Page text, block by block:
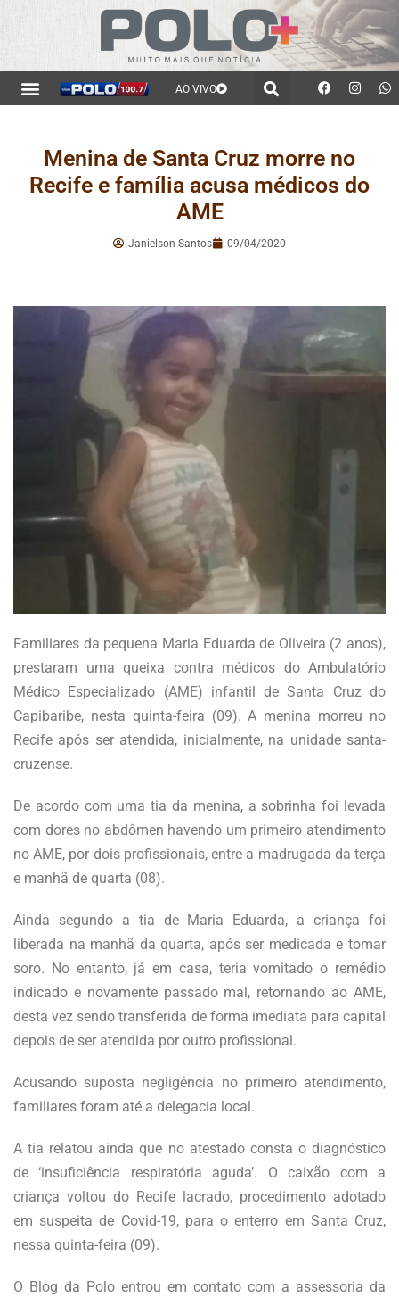
AO VIVO
Menina de Santa Cruz morre no
Recife e família acusa médicos do
AME
Janielson Santos 09/04/2020
Familiares da pequena Maria Eduarda de Oliveira (2 anos),
prestaram uma queixa contra médicos do Ambulatório
Médico Especializado (AME) infantil de Santa Cruz do
Capibaribe, nesta quinta-feira (09). A menina morreu no
Recife após ser atendida, inicialmente, na unidade santa-
cruzense.
De acordo com uma tia da menina, a sobrinha foi levada
com dores no abdômen havendo um primeiro atendimento
no AME, por dois profissionais, entre a madrugada da terça
e manhã de quarta (08).
Ainda segundo a tia de Maria Eduarda, a criança foi
liberada na manhã da quarta, após ser medicada e tomar
soro. No entanto, já em casa, teria vomitado o remédio
indicado e novamente passado mal, retornando ao AME,
desta vez sendo transferida de forma imediata para capital
depois de ser atendida por outro profissional.
Acusando suposta negligência no primeiro atendimento,
familiares foram até a delegacia local.
A tia relatou ainda que no atestado consta o diagnóstico
de ‘insuficiência respiratória aguda’. O caixão com a
criança voltou do Recife lacrado, procedimento adotado
em suspeita de Covid-19, para o enterro em Santa Cruz,
nessa quinta-feira (09).
O Blog da Polo entrou em contato com a assessoria da